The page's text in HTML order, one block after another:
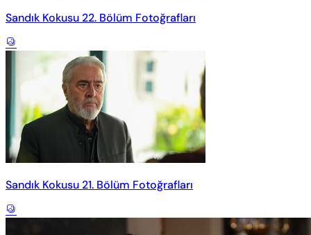
Sandık Kokusu 22. Bölüm Fotoğrafları
Sandık Kokusu 21. Bölüm Fotoğrafları